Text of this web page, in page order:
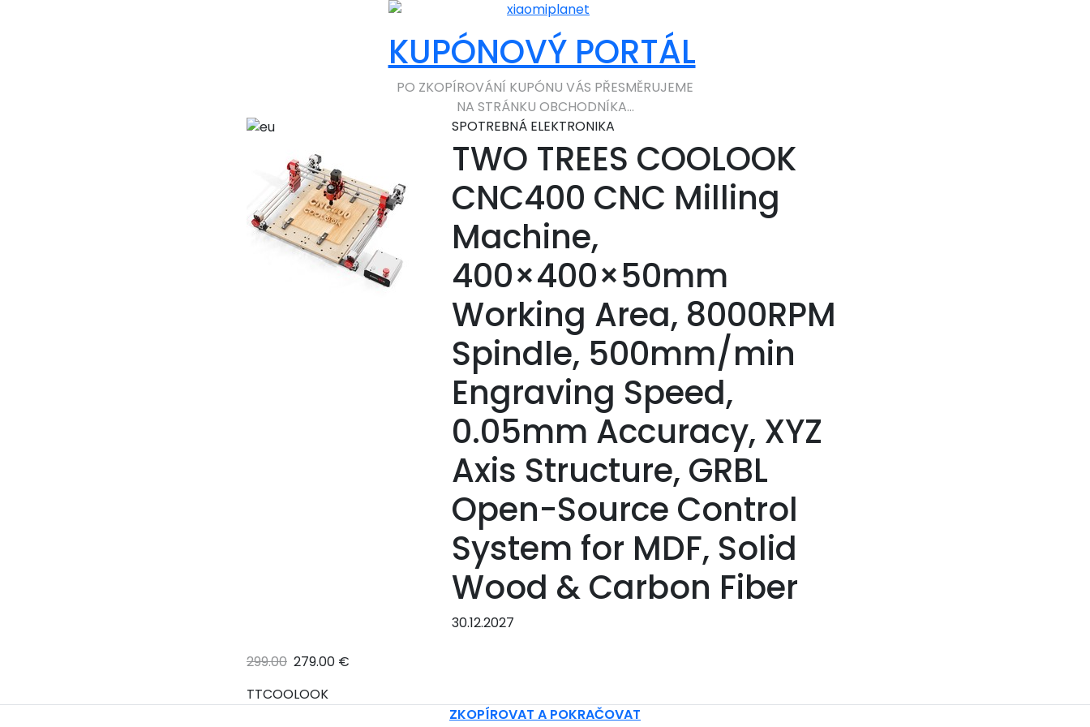
KUPÓNOVÝ PORTÁL
PO ZKOPÍROVÁNÍ KUPÓNU VÁS PŘESMĚRUJEME
NA STRÁNKU OBCHODNÍKA...
SPOTREBNÁ ELEKTRONIKA
TWO TREES COOLOOK
CNC400 CNC Milling
Machine,
400×400×50mm
Working Area, 8000RPM
Spindle, 500mm/min
Engraving Speed,
0.05mm Accuracy, XYZ
Axis Structure, GRBL
Open-Source Control
System for MDF, Solid
Wood & Carbon Fiber
30.12.2027
299.00 279.00 €
TTCOOLOOK
ZKOPÍROVAT A POKRAČOVAT